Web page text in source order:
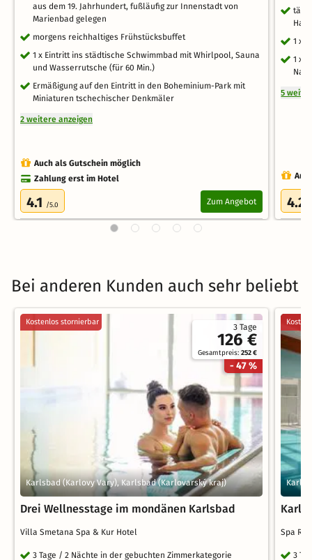
aus dem 19. Jahrhundert, fußläufig zur Innenstadt von
Marienbad gelegen
morgens reichhaltiges Frühstücksbuffet
1 x Eintritt ins städtische Schwimmbad mit Whirlpool, Sauna
und Wasserrutsche (für 60 Min.)
Ermäßigung auf den Eintritt in den Boheminium-Park mit
Miniaturen tschechischer Denkmäler
2 weitere anzeigen
Auch als Gutschein möglich
Zahlung erst im Hotel
4.1 /5.0 Zum Angebot
1 x
1 x
5
4.2
Bei anderen Kunden auch sehr beliebt
3 Tage
126 €
Gesamtpreis:252 €
- 47 %
Kostenlos stornierbar
Karlsbad (Karlovy Vary), Karlsbad (Karlovarský kraj)
Drei Wellnesstage im mondänen Karlsbad
Villa Smetana Spa & Kur Hotel
3 Tage / 2 Nächte in der gebuchten Zimmerkategorie
Spa
3